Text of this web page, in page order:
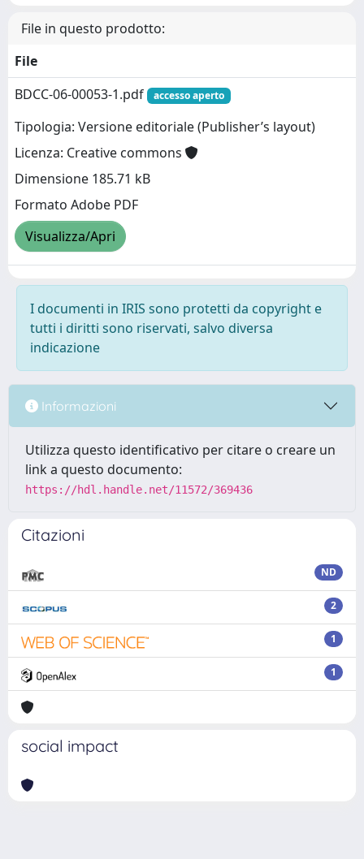
File in questo prodotto:
File
BDCC-06-00053-1.pdf
accesso aperto
Tipologia: Versione editoriale (Publisher’s layout)
Licenza: Creative commons
Dimensione 185.71 kB
Formato Adobe PDF
Visualizza/Apri
I documenti in IRIS sono protetti da copyright e
tutti i diritti sono riservati, salvo diversa
indicazione
Informazioni
Utilizza questo identificativo per citare o creare un
link a questo documento:
https://hdl.handle.net/11572/369436
Citazioni
ND
2
1
1
social impact